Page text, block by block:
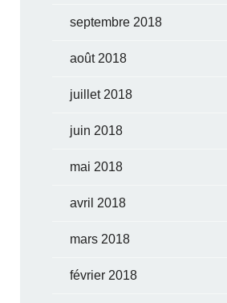
septembre 2018
août 2018
juillet 2018
juin 2018
mai 2018
avril 2018
mars 2018
février 2018